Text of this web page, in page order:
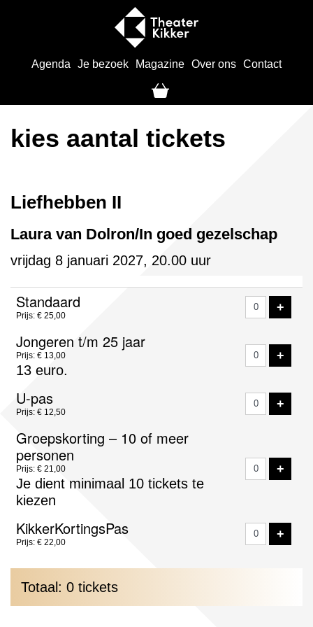
Agenda Je bezoek Magazine Over ons Contact
kies aantal tickets
Liefhebben II
Laura van Dolron/In goed gezelschap
vrijdag 8 januari 2027, 20.00 uur
Aantal
tickets
Standaard
Prijs: € 25,00
+
Jongeren t/m 25 jaar
Prijs: € 13,00
13 euro.
+
U-pas
Prijs: € 12,50
+
Groepskorting – 10 of meer
personen
Prijs: € 21,00
Je dient minimaal 10 tickets te
kiezen
+
KikkerKortingsPas
Prijs: € 22,00
+
Totaal: 0 tickets